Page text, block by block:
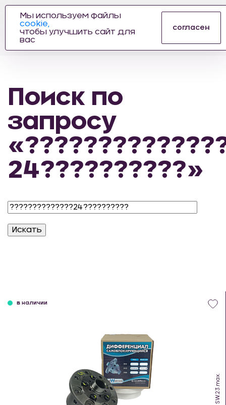
АВТОЗАПЧАСТЕЙ
Поиск по
запросу
24??????????»
SW.23.max.
в наличии
Мы используем файлы
cookie,
чтобы улучшить сайт для
вас
согласен